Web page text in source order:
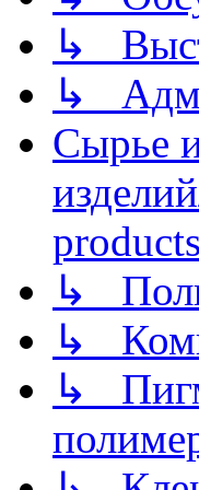
↳
↳
Сырье
products
↳
↳
↳